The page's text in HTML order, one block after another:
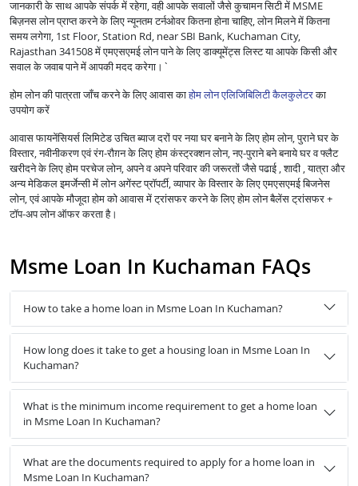
जानकारी के साथ आपके संपर्क में रहेगा, वही आपके सवालों जैसे कुचामन सिटी में MSME
बिज़नस लोन प्राप्त करने के लिए न्यूनतम टर्नओवर कितना होना चाहिए, लोन मिलने में कितना
समय लगेगा, 1st Floor, Station Rd, near SBI Bank, Kuchaman City,
Rajasthan 341508 में एमएसएमई लोन पाने के लिए डाक्यूमेंट्स लिस्ट या आपके किसी और
सवाल के जवाब पाने में आपकी मदद करेगा।`
होम लोन की पात्रता जाँच करने के लिए आवास काहोम लोन एलिजिबिलिटी कैलकुलेटरका
उपयोग करें
आवास फायनेंसियर्स लिमिटेड उचित ब्याज दरों पर नया घर बनाने के लिए होम लोन, पुराने घर के
विस्तार, नवीनीकरण एवं रंग-रौग़न के लिए होम कंस्ट्रक्शन लोन, नए-पुराने बने बनाये घर व फ्लैट
खरीदने के लिए होम परचेज लोन, अपने व अपने परिवार की जरूरतों जैसे पढाई , शादी , यात्रा और
अन्य मेडिकल इमर्जेन्सी में लोन अगेंस्ट प्रॉपर्टी, व्यापार के विस्तार के लिए एमएसएमई बिजनेस
लोन, एवं आपके मौजूदा होम को आवास में ट्रांसफर करने के लिए होम लोन बैलेंस ट्रांसफर +
टॉप-अप लोन ऑफर करता है।
Msme Loan In Kuchaman FAQs
How to take a home loan in Msme Loan In Kuchaman?
How long does it take to get a housing loan in Msme Loan In
Kuchaman?
What is the minimum income requirement to get a home loan
in Msme Loan In Kuchaman?
What are the documents required to apply for a home loan in
Msme Loan In Kuchaman?